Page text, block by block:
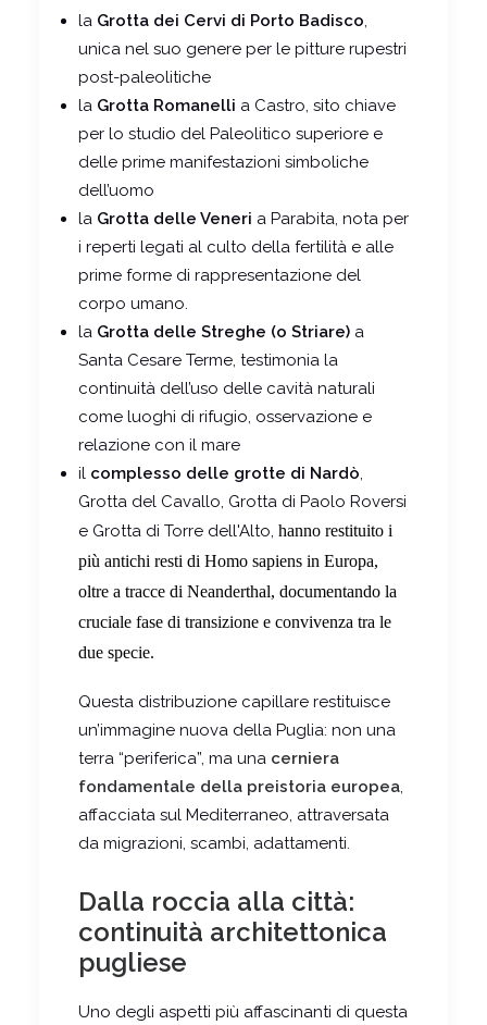
la Grotta dei Cervi di Porto Badisco,
unica nel suo genere per le pitture rupestri
post-paleolitiche
la Grotta Romanelli a Castro, sito chiave
per lo studio del Paleolitico superiore e
delle prime manifestazioni simboliche
dell’uomo
la Grotta delle Veneri a Parabita, nota per
i reperti legati al culto della fertilità e alle
prime forme di rappresentazione del
corpo umano.
la Grotta delle Streghe (o Striare) a
Santa Cesare Terme, testimonia la
continuità dell’uso delle cavità naturali
come luoghi di rifugio, osservazione e
relazione con il mare
il complesso delle grotte di Nardò,
Grotta del Cavallo, Grotta di Paolo Roversi
e Grotta di Torre dell'Alto, hanno restituito i
più antichi resti di Homo sapiens in Europa,
oltre a tracce di Neanderthal, documentando la
cruciale fase di transizione e convivenza tra le
due specie.
Questa distribuzione capillare restituisce
un’immagine nuova della Puglia: non una
terra “periferica”, ma una cerniera
fondamentale della preistoria europea,
affacciata sul Mediterraneo, attraversata
da migrazioni, scambi, adattamenti.
Dalla roccia alla città:
continuità architettonica
pugliese
Uno degli aspetti più affascinanti di questa